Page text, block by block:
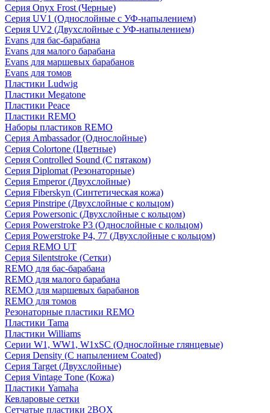
Серия Onyx Frost (Черные)
Серия UV1 (Однослойные с УФ-напылением)
Серия UV2 (Двухслойные с УФ-напылением)
Evans для бас-барабана
Evans для малого барабана
Evans для маршевых барабанов
Evans для томов
Пластики Ludwig
Пластики Megatone
Пластики Peace
Пластики REMO
Наборы пластиков REMO
Серия Ambassador (Однослойные)
Серия Colortone (Цветные)
Серия Controlled Sound (С пятаком)
Серия Diplomat (Резонаторные)
Серия Emperor (Двухслойные)
Серия Fiberskyn (Синтетическая кожа)
Серия Pinstripe (Двухслойные с кольцом)
Серия Powersonic (Двухслойные с кольцом)
Серия Powerstroke P3 (Однослойные с кольцом)
Серия Powerstroke P4, 77 (Двухслойные с кольцом)
Серия REMO UT
Серия Silentstroke (Сетки)
REMO для бас-барабана
REMO для малого барабана
REMO для маршевых барабанов
REMO для томов
Резонаторные пластики REMO
Пластики Tama
Пластики Williams
Серии W1, WW1, W1xSC (Однослойные глянцевые)
Серия Density (C напылением Coated)
Серия Target (Двухслойные)
Серия Vintage Tone (Кожа)
Пластики Yamaha
Кевларовые сетки
Сетчатые пластики 2BOX